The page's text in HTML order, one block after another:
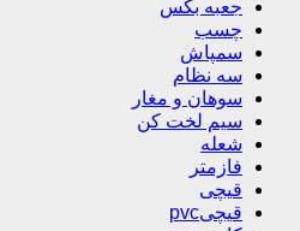
جعبه بکس
چسب
سمپاش
سه نظام
سوهان و مغار
سیم لخت کن
شعله
فازمتر
قیچی
قیچیpvc